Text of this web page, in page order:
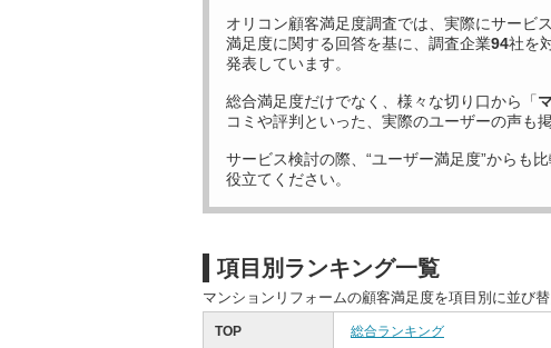
オリコン顧客満足度調査では、実際にサービ
満足度に関する回答を基に、調査企業94社を
発表しています。
総合満足度だけでなく、様々な切り口から「
コミや評判といった、実際のユーザーの声も
サービス検討の際、“ユーザー満足度”からも
役立てください。
項目別ランキング一覧
マンションリフォームの顧客満足度を項目別に並び
TOP 総合ランキング